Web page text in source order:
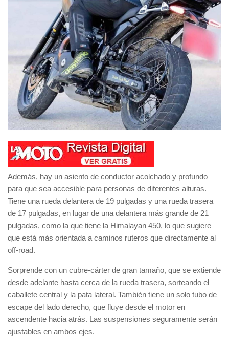
Además, hay un asiento de conductor acolchado y profundo
para que sea accesible para personas de diferentes alturas.
Tiene una rueda delantera de 19 pulgadas y una rueda trasera
de 17 pulgadas, en lugar de una delantera más grande de 21
pulgadas, como la que tiene la Himalayan 450, lo que sugiere
que está más orientada a caminos ruteros que directamente al
off-road.
Sorprende con un cubre-cárter de gran tamaño, que se extiende
desde adelante hasta cerca de la rueda trasera, sorteando el
caballete central y la pata lateral. También tiene un solo tubo de
escape del lado derecho, que fluye desde el motor en
ascendente hacia atrás. Las suspensiones seguramente serán
ajustables en ambos ejes.